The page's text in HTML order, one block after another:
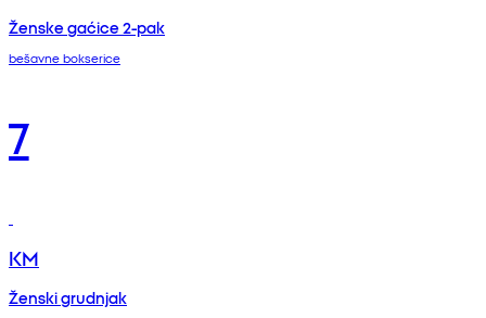
Ženske gaćice 2-pak
bešavne bokserice
7
KM
Ženski grudnjak